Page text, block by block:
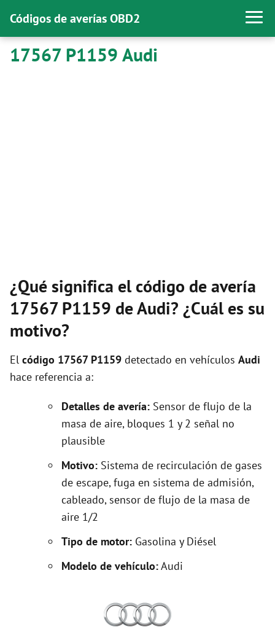
Códigos de averías OBD2
17567 P1159 Audi
¿Qué significa el código de avería
17567 P1159 de Audi? ¿Cuál es su
motivo?
El código 17567 P1159 detectado en vehículos Audi
hace referencia a:
Detalles de avería: Sensor de flujo de la
masa de aire, bloques 1 y 2 señal no
plausible
Motivo: Sistema de recirculación de gases
de escape, fuga en sistema de admisión,
cableado, sensor de flujo de la masa de
aire 1/2
Tipo de motor: Gasolina y Diésel
Modelo de vehículo:Audi